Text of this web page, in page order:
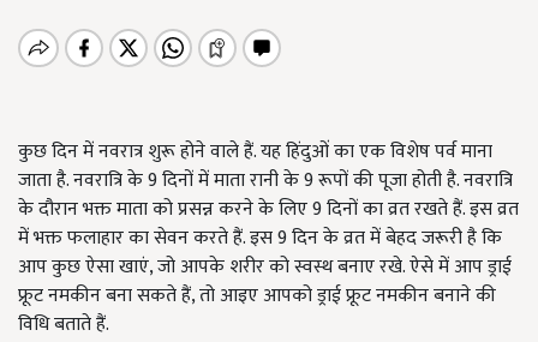
कुछ दिन में नवरात्र शुरू होने वाले हैं. यह हिंदुओं का एक विशेष पर्व माना
जाता है. नवरात्रि के 9 दिनों में माता रानी के 9 रूपों की पूजा होती है. नवरात्रि
के दौरान भक्त माता को प्रसन्न करने के लिए 9 दिनों का व्रत रखते हैं. इस व्रत
में भक्त फलाहार का सेवन करते हैं. इस 9 दिन के व्रत में बेहद जरूरी है कि
आप कुछ ऐसा खाएं, जो आपके शरीर को स्वस्थ बनाए रखे. ऐसे में आप ड्राई
फ्रूट नमकीन बना सकते हैं, तो आइए आपको ड्राई फ्रूट नमकीन बनाने की
विधि बताते हैं.